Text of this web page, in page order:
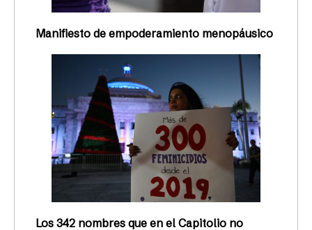
Manifiesto de empoderamiento menopáusico
Los 342 nombres que en el Capitolio no